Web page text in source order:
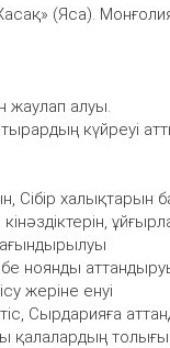
(Яса).
жаулап алуы.
күйреуі
Сібір халықтарын
ноянды
жеріне енуі
Сырдарияға
қалалардың